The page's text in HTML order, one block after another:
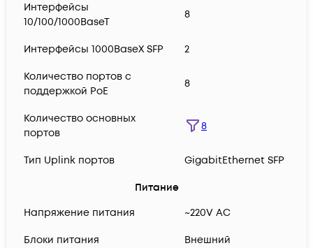
Интерфейсы
10/100/1000BaseT
8
Интерфейсы 1000BaseX SFP 2
Количество портов с
поддержкой PoE
8
Количество основных
портов
8
Тип Uplink портов GigabitEthernet SFP
Питание
Напряжение питания
~220V AC
Блоки питания Внешний